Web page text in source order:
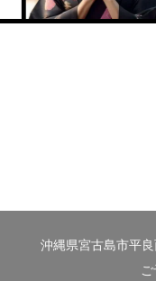
沖縄県宮古島市平